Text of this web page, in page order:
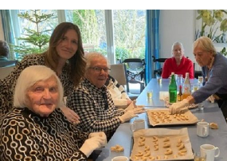
carpe diem Blog